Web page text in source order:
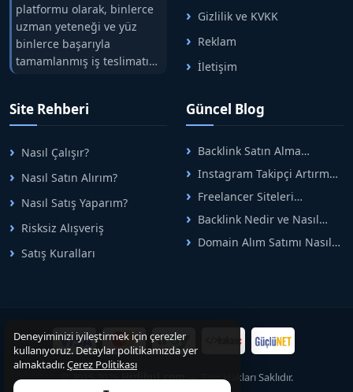
platformu olarak, binlerce
uzman yeteneği ve yüz
binlerce başarıyla
tamamlanmış iş teslimatını
tek çatıda buluşturuyoruz.
arasındaki süreci risksiz
alışveriş sistemi ile koruyan
ticaretin güvenli
adreslerinden birisidir.
Gizlilik ve KVKK
Reklam
İletişim
Site Rehberi
Nasıl Çalışır?
Nasıl Satın Alırım?
Nasıl Satış Yaparım?
Risksiz Alışveriş
Satış Kuralları
Güncel Blog
Backlink Satın Alma
Doğru Adımlar
Instagram Takipçi Artırma
Rehberi
Freelancer Siteleri
Yapılır
Backlink Nedir ve Nasıl
Domain Alım Satımı Nasıl
© 2015-2026Hizlibul.com— Tüm Hakları Saklıdır.
Deneyiminizi iyileştirmek için çerezler
kullanıyoruz. Detaylar politikamızda yer
almaktadır.Çerez Politikası